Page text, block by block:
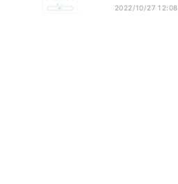
2022/10/27 12:08